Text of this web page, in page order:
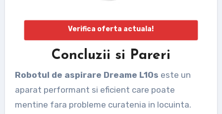
Verifica oferta actuala!
Concluzii si Pareri
Robotul de aspirare Dreame L10s este un
aparat performant si eficient care poate
mentine fara probleme curatenia in locuinta.